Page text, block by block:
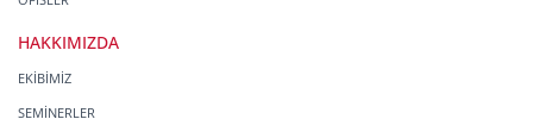
HAKKIMIZDA
EKİBİMİZ
SEMİNERLER